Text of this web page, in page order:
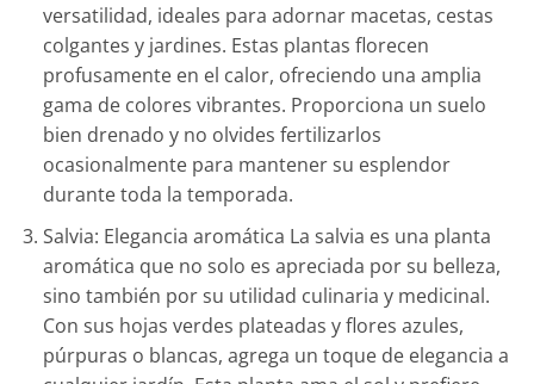
versatilidad, ideales para adornar macetas, cestas
colgantes y jardines. Estas plantas florecen
profusamente en el calor, ofreciendo una amplia
gama de colores vibrantes. Proporciona un suelo
bien drenado y no olvides fertilizarlos
ocasionalmente para mantener su esplendor
durante toda la temporada.
Salvia: Elegancia aromática La salvia es una planta
aromática que no solo es apreciada por su belleza,
sino también por su utilidad culinaria y medicinal.
Con sus hojas verdes plateadas y flores azules,
púrpuras o blancas, agrega un toque de elegancia a